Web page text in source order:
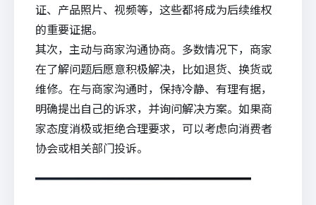
证、产品照片、视频等，这些都将成为后续维权
的重要证据。
其次，主动与商家沟通协商。多数情况下，商家
在了解问题后愿意积极解决，比如退货、换货或
维修。在与商家沟通时，保持冷静、有理有据，
明确提出自己的诉求，并询问解决方案。如果商
家态度消极或拒绝合理要求，可以考虑向消费者
协会或相关部门投诉。